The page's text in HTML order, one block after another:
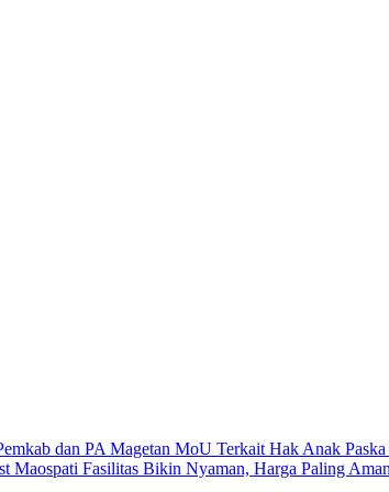
dan PA Magetan MoU Terkait Hak Anak Paska
Maospati Fasilitas Bikin Nyaman, Harga Paling